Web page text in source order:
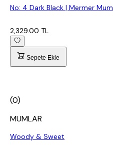
No: 4 Dark Black | Mermer Mum
2,329.00 TL
Sepete Ekle
(0)
MUMLAR
Woody & Sweet